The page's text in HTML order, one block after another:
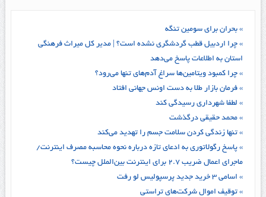
» بحران برای سومین تنگه
» چرا اردبیل قطب گردشگری نشده است؟ | مدیر کل میراث فرهنگی
استان به اطلاعات پاسخ می‌دهد
» چرا کمبود ویتامین‌ها سراغ آدم‌های تنها می‌رود؟
» فرمان بازار طلا به دست اونس جهانی افتاد
» لطفا شهرداری رسیدگی کند
» محمد حقیقی درگذشت
» تنها زندگی کردن سلامت جسم را تهدید می‌کند
» پاسخ رگولاتوری به ادعای تازه درباره نحوه محاسبه مصرف اینترنت/
ماجرای اعمال ضریب ۲.۷ برای اینترنت بین‌الملل چیست؟
» اسامی ۳ خرید جدید پرسپولیس لو رفت
» توقیف اموال شرکت‌های تراستی